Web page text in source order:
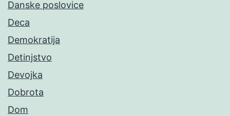
Danske poslovice
Deca
Demokratija
Detinjstvo
Devojka
Dobrota
Dom